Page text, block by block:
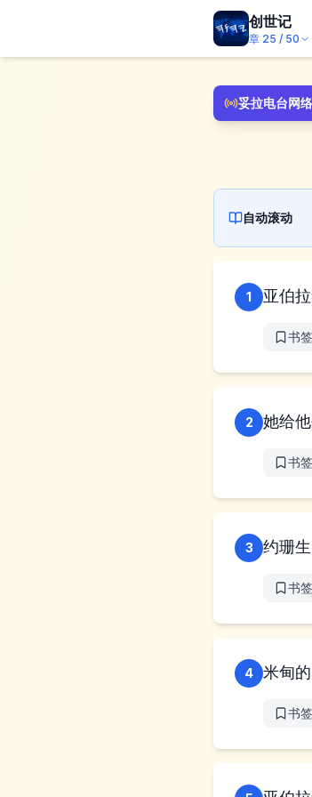
创世记
章 25 / 50
妥拉电台网络
自动滚动
1 亚伯
书签
2 她给
书签
3 约珊
书签
4 米甸
书签